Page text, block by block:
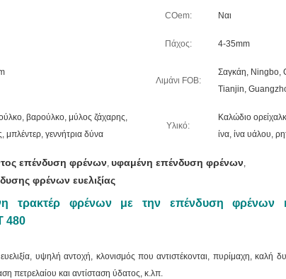
COem: Ναι
Πάχος: 4-35mm
Λιμάνι FOB:
Σαγκάη, Ningbo,
Tianjin,
βαρούλκο, μύλος ζάχαρης,
μπλέντερ, γεννήτρια δύνα
Υλικό:
Καλώδιο
ίνα, ίνα υάλου,
επένδυση φρένων, υφαμένη επένδυση φρένων,
φρένων ευελιξίας
τρακτέρ φρένων με την επένδυση φρένων
480
υψηλή αντοχή, κλονισμός που αντιστέκονται, πυρίμαχη, καλή
πετρελαίου και αντίσταση ύδατος, κ.λπ.